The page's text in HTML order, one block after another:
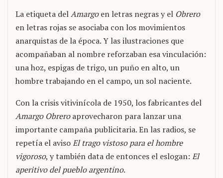
La etiqueta delAmargoen letras negras y el Obrero
en letras rojas se asociaba con los movimientos
anarquistas de la época. Y las ilustraciones que
acompañaban al nombre reforzaban esa vinculación:
una hoz, espigas de trigo, un puño en alto, un
hombre trabajando en el campo, un sol naciente.
Con la crisis vitivinícola de 1950, los fabricantes del
Amargo Obreroaprovecharon para lanzar una
importante campaña publicitaria. En las radios, se
repetía el avisoEl trago vistoso para el hombre
vigoroso, y también data de entonces el eslogan: El
aperitivo del pueblo argentino.